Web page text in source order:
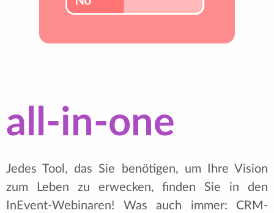
all-in-one
Jedes Tool, das Sie benötigen, um Ihre Vision
zum Leben zu erwecken, finden Sie in den
InEvent-Webinaren! Was auch immer: CRM-